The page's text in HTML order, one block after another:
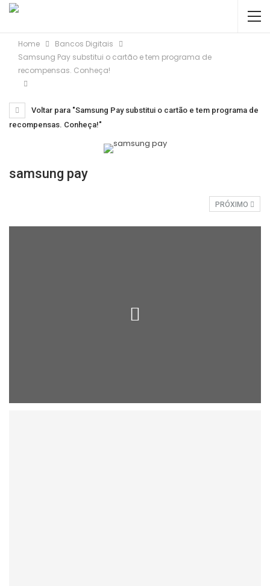
Home
Bancos Digitais
Samsung Pay substitui o cartão e tem programa de
recompensas. Conheça!
Voltar para "Samsung Pay substitui o cartão e tem programa de
recompensas. Conheça!"
samsung pay
PRÓXIMO